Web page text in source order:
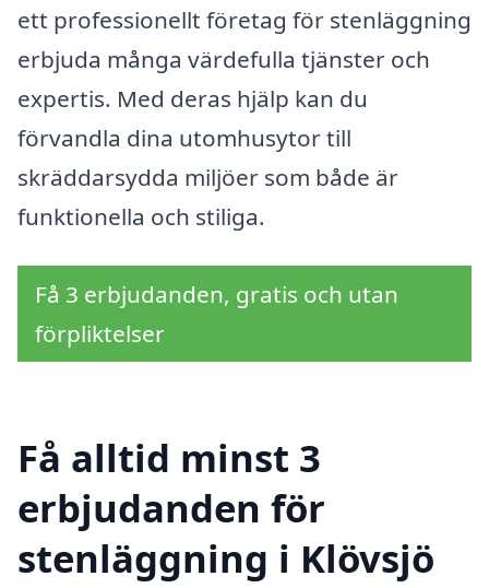
ett professionellt företag för stenläggning
erbjuda många värdefulla tjänster och
expertis. Med deras hjälp kan du
förvandla dina utomhusytor till
skräddarsydda miljöer som både är
funktionella och stiliga.
Få 3 erbjudanden, gratis och utan
förpliktelser
Få alltid minst 3
erbjudanden för
stenläggning i Klövsjö